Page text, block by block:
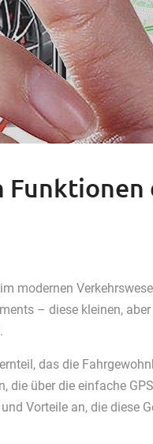
Funktionen
modernen
– diese kleinen,
das die
die über die einfache
Vorteile an, die diese